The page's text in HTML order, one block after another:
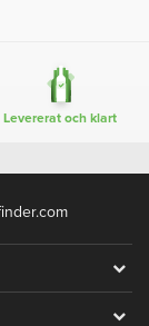
Levererat och klart